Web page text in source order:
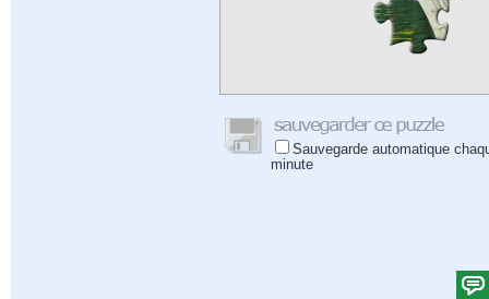
Sauvegarde automatique
minute